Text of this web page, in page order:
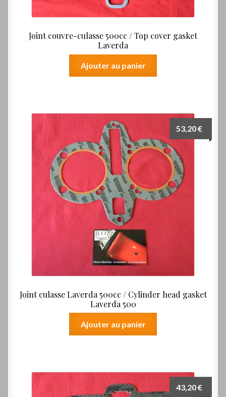
Joint couvre-culasse 500cc / Top cover gasket
Laverda
Ajouter au panier
Joint culasse Laverda 500cc / Cylinder head gasket
Laverda 500
53,20€
Ajouter au panier
43,20€